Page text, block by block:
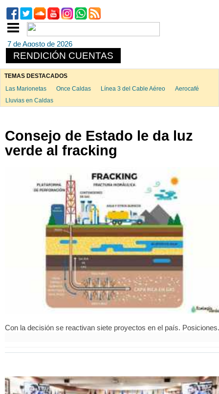
7 de Agosto de 2026
RENDICIÓN CUENTAS
TEMAS DESTACADOS
Las Marionetas
Once Caldas Línea 3 del Cable Aéreo
Aerocafé
Lluvias en Caldas
Consejo de Estado le da luz
verde al fracking
Con la decisión se reactivan siete proyectos en el país. Posiciones.